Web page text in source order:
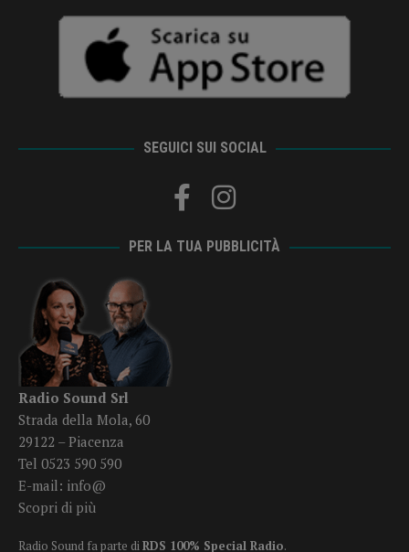
SEGUICI SUI SOCIAL
PER LA TUA PUBBLICITÀ
Radio Sound Srl
Strada della Mola, 60
29122 – Piacenza
Tel 0523 590 590
E-mail: info@
Scopri di più
Radio Sound fa parte diRDS 100% Special Radio.